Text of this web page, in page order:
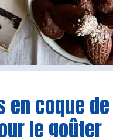
en coque de
le goûter